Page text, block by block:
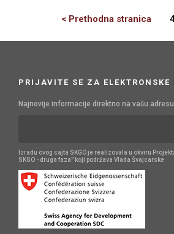
< Prethodna stranica
PRIJAVITE SE ZA ELEKTRONSKE
Najnovije informacije direktno na vašu adresu
Izradu ovog sajta SKGO je realizovala u okviru
SKGO - druga faza” koji podržava Vlada Švajcarske